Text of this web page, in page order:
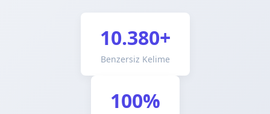
10.380+
Benzersiz Kelime
100%